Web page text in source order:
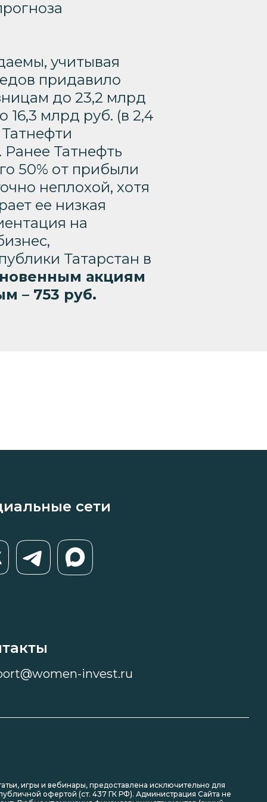
учитывая
придавило
до 23,2 млрд
16,3 млрд руб. (в 2,4
Ранее Татнефть
50% от прибыли
неплохой, хотя
ее низкая
на
Татарстан в
акциям
– 753 руб.
сети
invest.ru
игры и вебинары, предоставлена исключительно для
офертой (ст. 437 ГК РФ). Администрация Сайта не